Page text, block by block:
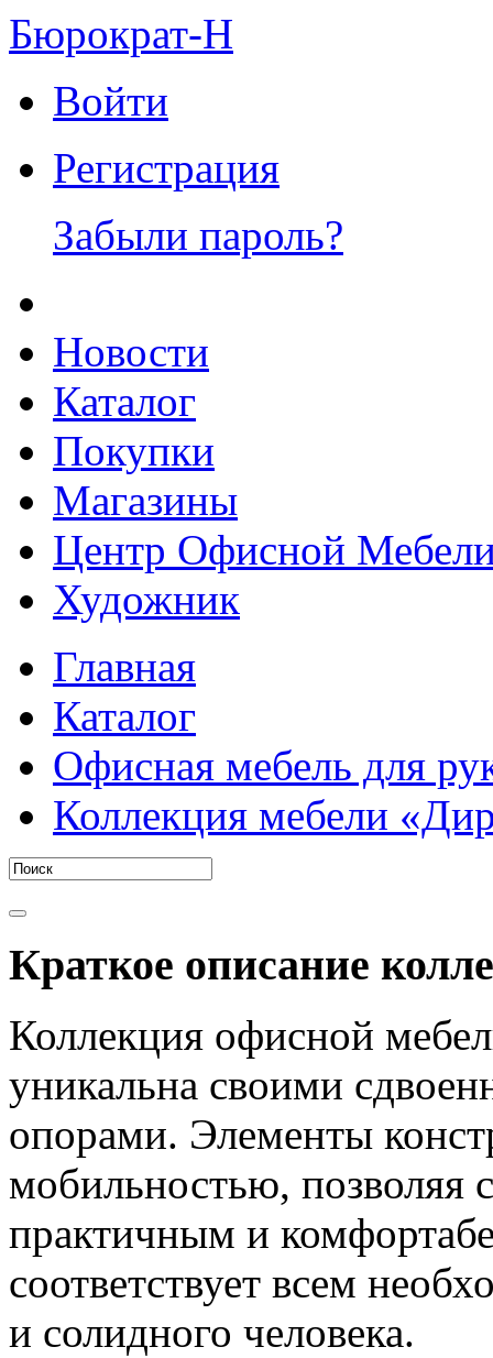
Бюрократ-Н
Войти
Регистрация
Забыли пароль?
Новости
Каталог
Покупки
Магазины
Центр Офисной
Художник
Главная
Каталог
Офисная мебель для
Коллекция мебели
Краткое описание
Коллекция офисной
уникальна своими
опорами. Элементы
мобильностью, позволяя
практичным и
соответствует всем
и солидного человека.